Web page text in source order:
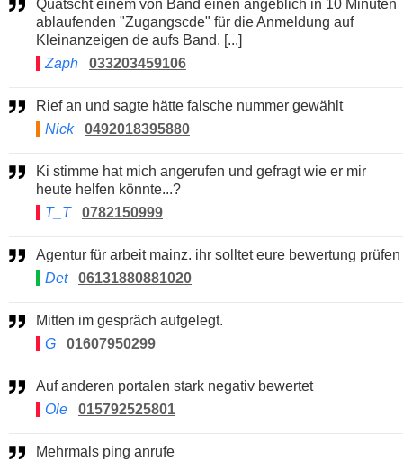
Quatscht einem von Band einen angeblich in 10 Minuten
ablaufenden "Zugangscde" für die Anmeldung auf
Kleinanzeigen de aufs Band. [...]
Zaph
033203459106
Rief an und sagte hätte falsche nummer gewählt
Nick
0492018395880
Ki stimme hat mich angerufen und gefragt wie er mir
heute helfen könnte...?
T_T
0782150999
Agentur für arbeit mainz. ihr solltet eure bewertung prüfen
Det
06131880881020
Mitten im gespräch aufgelegt.
G
01607950299
Auf anderen portalen stark negativ bewertet
Ole
015792525801
Mehrmals ping anrufe